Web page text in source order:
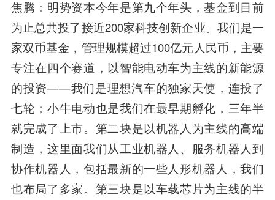
焦腾：明势资本今年是第九个年头，基金到目前
为止总共投了接近200家科技创新企业。我们是一
家双币基金，管理规模超过100亿元人民币，主要
专注在四个赛道，以智能电动车为主线的新能源
的投资——我们是理想汽车的独家天使，连投了
七轮；小牛电动也是我们在最早期孵化，三年半
就完成了上市。第二块是以机器人为主线的高端
制造，这里面我们从工业机器人、服务机器人到
协作机器人，包括最新的一些人形机器人，我们
也布局了多家。第三块是以车载芯片为主线的半